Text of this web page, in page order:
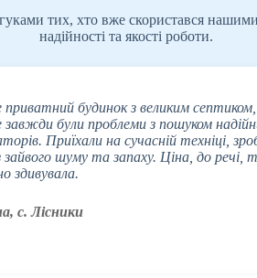
тих, хто вже скористався
надійності та якості роботи.
будинок з великим септиком,
завжди були проблеми з пошуком
Приїхали на сучасній техніці,
зайвого шуму та запаху. Ціна, до речі,
здивувала.
с. Лісники